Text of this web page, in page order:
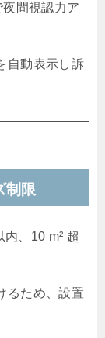
間視認力ア
自動表示し訴
制限
内、10 m² 超
るため、設置